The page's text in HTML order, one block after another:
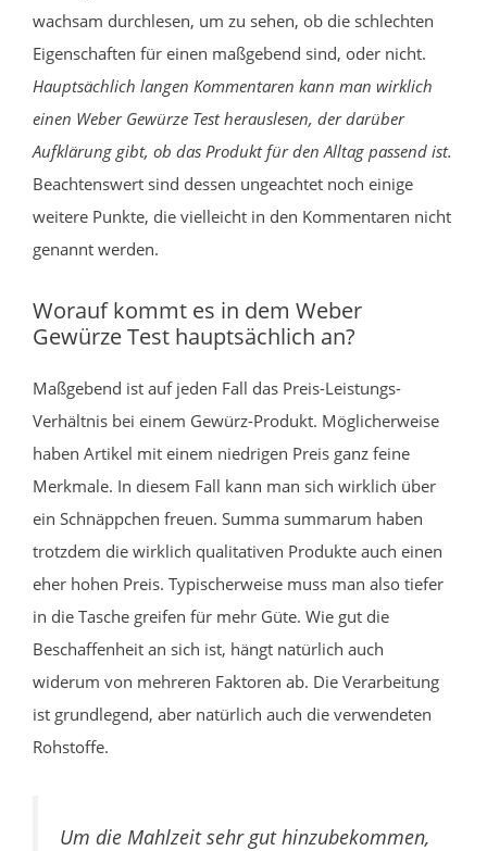
wachsam durchlesen, um zu sehen, ob die schlechten
Eigenschaften für einen maßgebend sind, oder nicht.
Hauptsächlich langen Kommentaren kann man wirklich
einen Weber Gewürze Test herauslesen, der darüber
Aufklärung gibt, ob das Produkt für den Alltag passend ist.
Beachtenswert sind dessen ungeachtet noch einige
weitere Punkte, die vielleicht in den Kommentaren nicht
genannt werden.
Worauf kommt es in dem Weber
Gewürze Test hauptsächlich an?
Maßgebend ist auf jeden Fall das Preis-Leistungs-
Verhältnis bei einem Gewürz-Produkt. Möglicherweise
haben Artikel mit einem niedrigen Preis ganz feine
Merkmale. In diesem Fall kann man sich wirklich über
ein Schnäppchen freuen. Summa summarum haben
trotzdem die wirklich qualitativen Produkte auch einen
eher hohen Preis. Typischerweise muss man also tiefer
in die Tasche greifen für mehr Güte. Wie gut die
Beschaffenheit an sich ist, hängt natürlich auch
widerum von mehreren Faktoren ab. Die Verarbeitung
ist grundlegend, aber natürlich auch die verwendeten
Rohstoffe.
Um die Mahlzeit sehr gut hinzubekommen,